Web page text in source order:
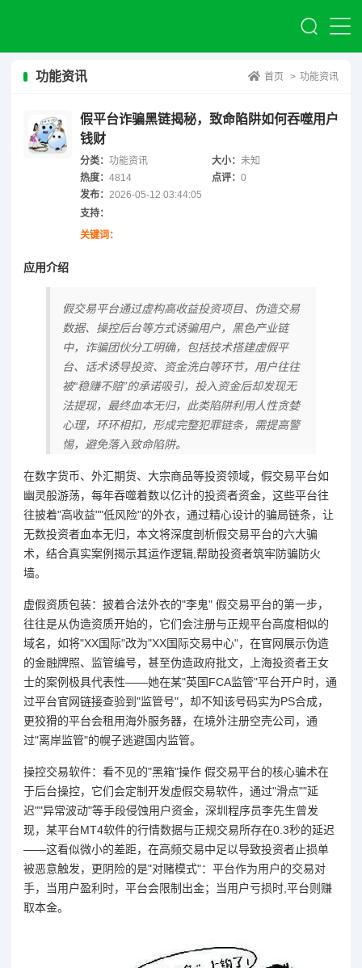
功能资讯 首页 > 功能资讯
假平台诈骗黑链揭秘，致命陷阱如何吞噬用户
钱财
分类： 功能资讯 大小：未知
热度： 4814 点评：0
发布： 2026-05-12 03:44:05
支持：
关键词：
应用介绍
假交易平台通过虚构高收益投资项目、伪造交易
数据、操控后台等方式诱骗用户，黑色产业链
中，诈骗团伙分工明确，包括技术搭建虚假平
台、话术诱导投资、资金洗白等环节，用户往往
被“稳赚不赔”的承诺吸引，投入资金后却发现无
法提现，最终血本无归，此类陷阱利用人性贪婪
心理，环环相扣，形成完整犯罪链条，需提高警
惕，避免落入致命陷阱。
在数字货币、外汇期货、大宗商品等投资领域，假交易平台如
幽灵般游荡，每年吞噬着数以亿计的投资者资金，这些平台往
往披着"高收益""低风险"的外衣，通过精心设计的骗局链条，让
无数投资者血本无归，本文将深度剖析假交易平台的六大骗
术，结合真实案例揭示其运作逻辑,帮助投资者筑牢防骗防火
墙。
虚假资质包装：披着合法外衣的"李鬼" 假交易平台的第一步，
往往是从伪造资质开始的，它们会注册与正规平台高度相似的
域名，如将"XX国际"改为"XX国际交易中心"，在官网展示伪造
的金融牌照、监管编号，甚至伪造政府批文，上海投资者王女
士的案例极具代表性——她在某"英国FCA监管"平台开户时，通
过平台官网链接查验到"监管号"，却不知该号码实为PS合成，
更狡猾的平台会租用海外服务器，在境外注册空壳公司，通
过"离岸监管"的幌子逃避国内监管。
操控交易软件：看不见的"黑箱"操作 假交易平台的核心骗术在
于后台操控，它们会定制开发虚假交易软件，通过"滑点""延
迟""异常波动"等手段侵蚀用户资金，深圳程序员李先生曾发
现，某平台MT4软件的行情数据与正规交易所存在0.3秒的延迟
——这看似微小的差距，在高频交易中足以导致投资者止损单
被恶意触发，更阴险的是"对赌模式"：平台作为用户的交易对
手，当用户盈利时，平台会限制出金；当用户亏损时,平台则赚
取本金。